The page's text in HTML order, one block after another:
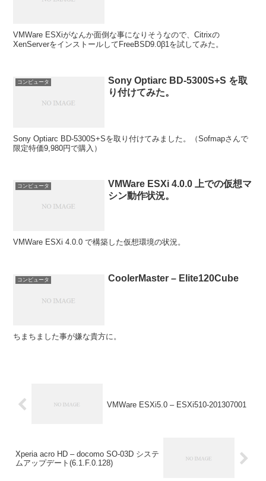
VMWare ESXiがなんか面倒な事になりそうなので、Citrixの
XenServerをインストールしてFreeBSD9.0β1を試してみた。
コンピュータ
Sony Optiarc BD-5300S+S を取
り付けてみた。
Sony Optiarc BD-5300S+Sを取り付けてみました。（Sofmapさんで
限定特価9,980円で購入）
コンピュータ
VMWare ESXi 4.0.0 上での仮想マ
シン動作状況。
VMWare ESXi 4.0.0 で構築した仮想環境の状況。
コンピュータ CoolerMaster – Elite120Cube
ちまちました事が嫌な貴方に。
VMWare ESXi5.0 – ESXi510-201307001
Xperia acro HD – docomo SO-03D システ
ムアップデート(6.1.F.0.128)